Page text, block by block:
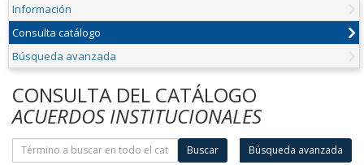
Información
Consulta catálogo
Búsqueda avanzada
CONSULTA DEL CATÁLOGO
ACUERDOS INSTITUCIONALES
Buscar Búsqueda avanzada